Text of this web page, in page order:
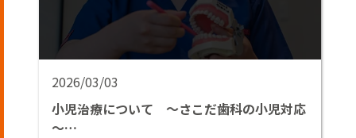
2026/03/03
小児治療について ～さこだ歯科の小児対応
～…